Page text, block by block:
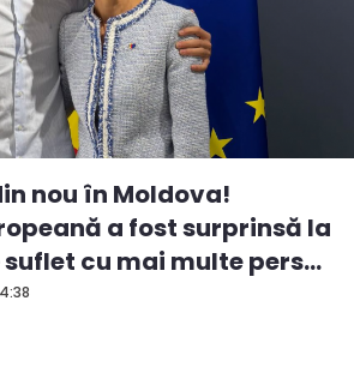
nou în Moldova!
a fost surprinsă la
cu mai multe pers...